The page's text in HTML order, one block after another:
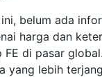
belum ada
harga dan
FE di pasar
yang lebih